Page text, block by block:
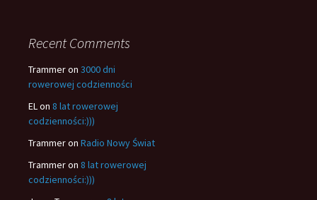
Recent Comments
Trammeron 3000 dni
rowerowej codzienności
ELon 8 lat rowerowej
codzienności:)))
Trammeron Radio Nowy Świat
Trammeron 8 lat rowerowej
codzienności:)))